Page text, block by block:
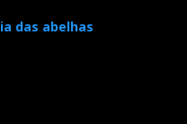
das abelhas